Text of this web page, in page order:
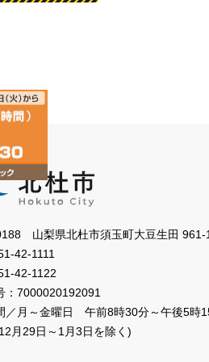
山梨県北杜市須玉町大豆生田 961-1
42-1111
42-1122
7000020192091
／月～金曜日
午前8時30分～午後5時
月29日～1月3日を除く)